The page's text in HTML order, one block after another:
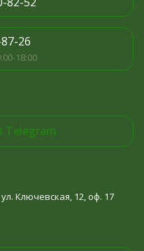
26
18:00
Telegram
Ключевская, 12, оф. 17